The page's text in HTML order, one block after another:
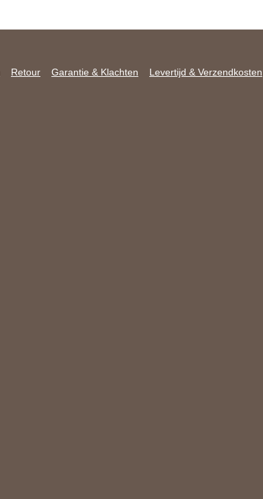
Retour Garantie & Klachten Levertijd & Verzendkosten